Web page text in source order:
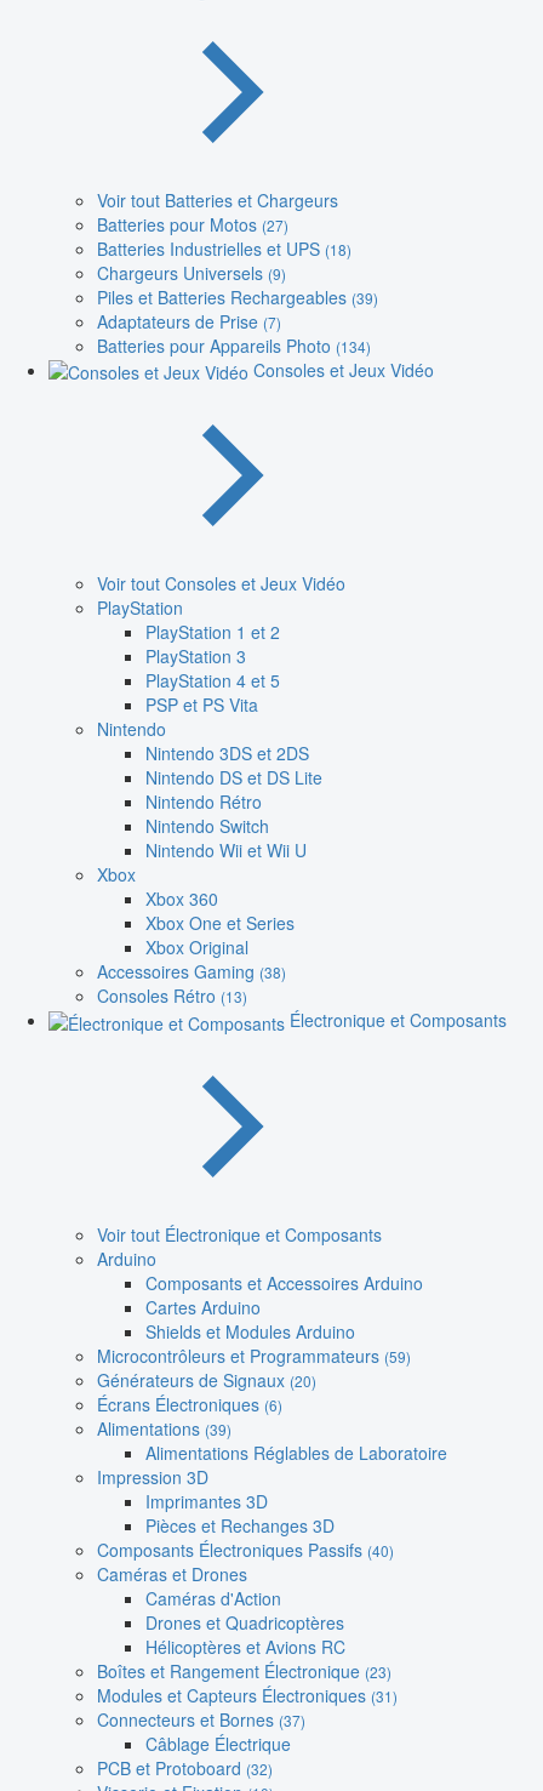
Voir tout Batteries et Chargeurs
Batteries pour Motos (27)
Batteries Industrielles et UPS (18)
Chargeurs Universels (9)
Piles et Batteries Rechargeables (39)
Adaptateurs de Prise (7)
Batteries pour Appareils Photo (134)
Consoles et Jeux Vidéo
Voir tout Consoles et Jeux Vidéo
PlayStation
PlayStation 1 et 2
PlayStation 3
PlayStation 4 et 5
PSP et PS Vita
Nintendo
Nintendo 3DS et 2DS
Nintendo DS et DS Lite
Nintendo Rétro
Nintendo Switch
Nintendo Wii et Wii U
Xbox
Xbox 360
Xbox One et Series
Xbox Original
Accessoires Gaming (38)
Consoles Rétro (13)
Électronique et Composants
Voir tout Électronique et Composants
Arduino
Composants et Accessoires Arduino
Cartes Arduino
Shields et Modules Arduino
Microcontrôleurs et Programmateurs (59)
Générateurs de Signaux (20)
Écrans Électroniques (6)
Alimentations (39)
Alimentations Réglables de Laboratoire
Impression 3D
Imprimantes 3D
Pièces et Rechanges 3D
Composants Électroniques Passifs (40)
Caméras et Drones
Caméras d'Action
Drones et Quadricoptères
Hélicoptères et Avions RC
Boîtes et Rangement Électronique (23)
Modules et Capteurs Électroniques (31)
Connecteurs et Bornes (37)
Câblage Électrique
PCB et Protoboard (32)